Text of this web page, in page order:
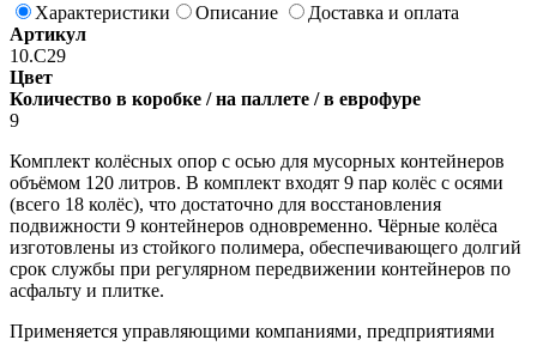
Характеристики
Описание
Доставка и оплата
Артикул
10.С29
Цвет
Количество в коробке / на паллете / в еврофуре
9
Комплект колёсных опор с осью для мусорных контейнеров
объёмом 120 литров. В комплект входят 9 пар колёс с осями
(всего 18 колёс), что достаточно для восстановления
подвижности 9 контейнеров одновременно. Чёрные колёса
изготовлены из стойкого полимера, обеспечивающего долгий
срок службы при регулярном передвижении контейнеров по
асфальту и плитке.
Применяется управляющими компаниями, предприятиями